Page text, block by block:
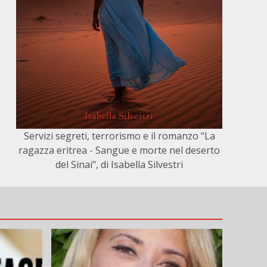
Servizi segreti, terrorismo e il romanzo "La
ragazza eritrea - Sangue e morte nel deserto
del Sinai", di Isabella Silvestri